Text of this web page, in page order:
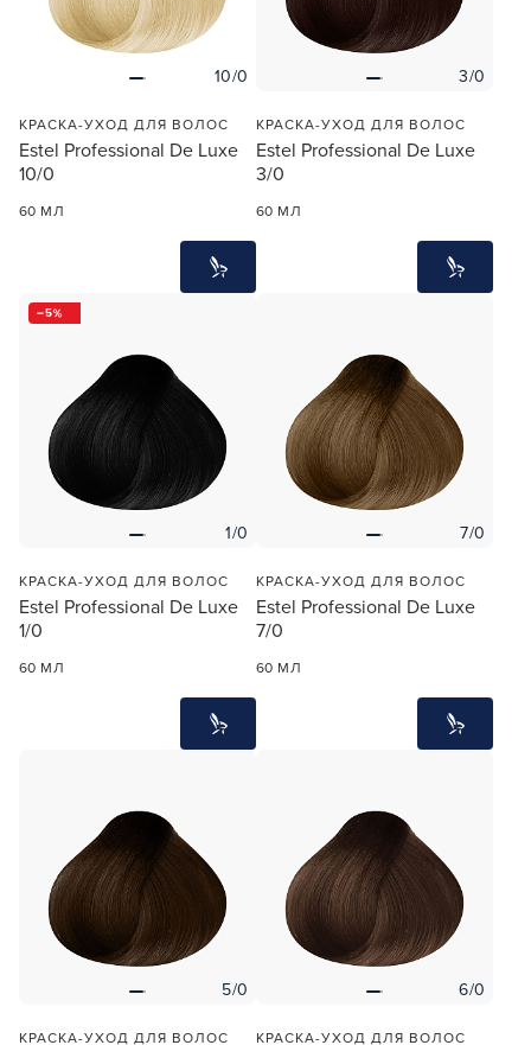
10/0
КРАСКА-УХОД ДЛЯ ВОЛОС
Estel Professional De Luxe
10/0
60 МЛ
3/0
КРАСКА-УХОД ДЛЯ ВОЛОС
Estel Professional De Luxe
3/0
60 МЛ
5
1/0
КРАСКА-УХОД ДЛЯ ВОЛОС
Estel Professional De Luxe
1/0
60 МЛ
7/0
КРАСКА-УХОД ДЛЯ ВОЛОС
Estel Professional De Luxe
7/0
60 МЛ
5/0
КРАСКА-УХОД ДЛЯ ВОЛОС
6/0
КРАСКА-УХОД ДЛЯ ВОЛОС